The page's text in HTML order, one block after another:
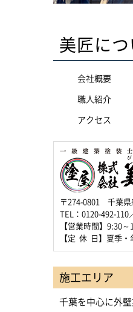
美匠につ
会社概要
職人紹介
アクセス
〒274-0801 千葉県
TEL：0120-492-110
【営業時間】9:30～
【定 休 日】夏季・
施工エリア
千葉を中心に外